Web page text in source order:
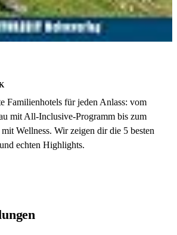
Familienhotels für jeden Anlass: vom
mit All-Inclusive-Programm bis zum
Wellness. Wir zeigen dir die 5 besten
echten Highlights.